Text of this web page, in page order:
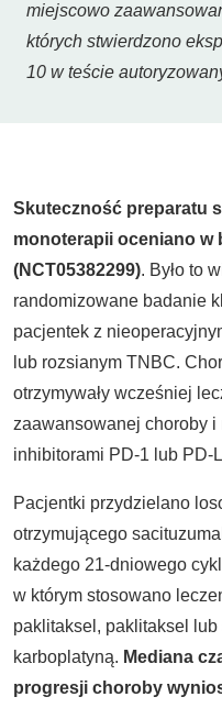
miejscowo
których stwierdzono
10 w teście
Skuteczność preparatu
monoterapii oceniano w
(NCT05382299). Było to
randomizowane badanie
pacjentek z
lub rozsianym TNBC.
otrzymywały wcześniej
zaawansowanej choroby i
inhibitorami PD-1 lub PD-
Pacjentki przydzielano
otrzymującego
każdego 21-dniowego
w którym stosowano
paklitaksel, paklitaksel
karboplatyną. Mediana
progresji choroby